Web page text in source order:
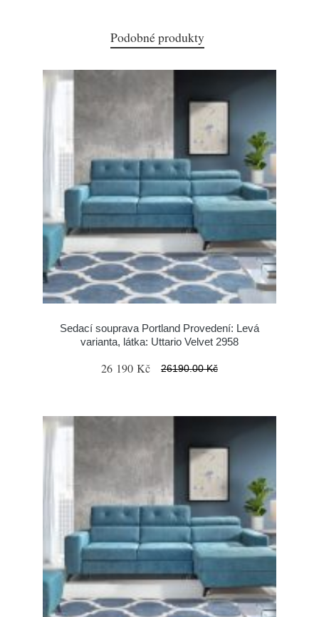
Podobné produkty
Sedací souprava Portland Provedení: Levá
varianta, látka: Uttario Velvet 2958
26 190 Kč 26190.00 Kč